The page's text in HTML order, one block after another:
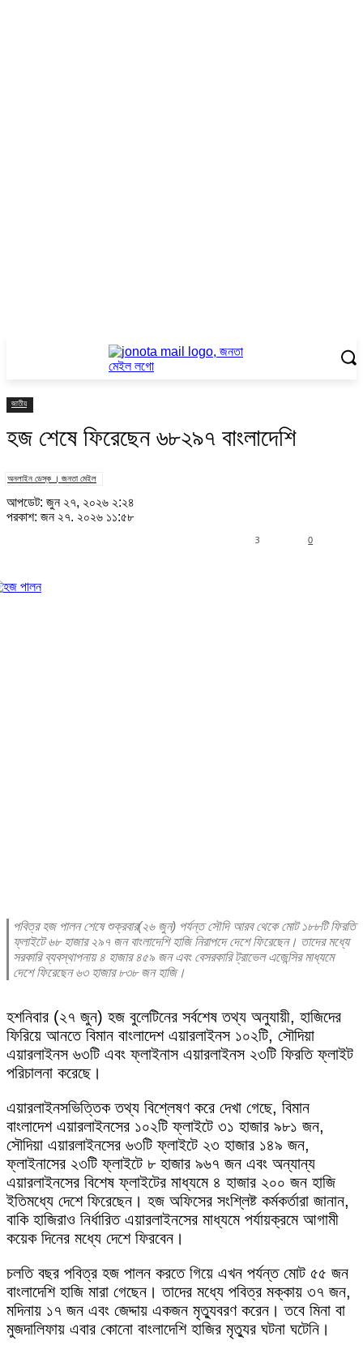
জাতীয়
হজ শেষে ফিরেছেন ৬৮২৯৭ বাংলাদেশি
অনলাইন ডেস্ক । জনতা মেইল
আপডেট: জুন ২৭, ২০২৬ ২:২৪
প্রকাশ: জুন ২৭, ২০২৬ ১১:৫৮
0
3
পবিত্র হজ পালন শেষে শুক্রবার(২৬ জুন) পর্যন্ত সৌদি আরব থেকে মোট ১৮৮টি ফিরতি
ফ্লাইটে ৬৮ হাজার ২৯৭ জন বাংলাদেশি হাজি নিরাপদে দেশে ফিরেছেন। তাদের মধ্যে
সরকারি ব্যবস্থাপনায় ৪ হাজার ৪৫৯ জন এবং বেসরকারি ট্রাভেল এজেন্সির মাধ্যমে
দেশে ফিরেছেন ৬৩ হাজার ৮৩৮ জন হাজি।
হশনিবার (২৭ জুন) হজ বুলেটিনের সর্বশেষ তথ্য অনুযায়ী, হাজিদের
ফিরিয়ে আনতে বিমান বাংলাদেশ এয়ারলাইনস ১০২টি, সৌদিয়া
এয়ারলাইনস ৬৩টি এবং ফ্লাইনাস এয়ারলাইনস ২৩টি ফিরতি ফ্লাইট
পরিচালনা করেছে।
এয়ারলাইনসভিত্তিক তথ্য বিশ্লেষণ করে দেখা গেছে, বিমান
বাংলাদেশ এয়ারলাইনসের ১০২টি ফ্লাইটে ৩১ হাজার ৯৮১ জন,
সৌদিয়া এয়ারলাইনসের ৬৩টি ফ্লাইটে ২৩ হাজার ১৪৯ জন,
ফ্লাইনাসের ২৩টি ফ্লাইটে ৮ হাজার ৯৬৭ জন এবং অন্যান্য
এয়ারলাইনসের বিশেষ ফ্লাইটের মাধ্যমে ৪ হাজার ২০০ জন হাজি
ইতিমধ্যে দেশে ফিরেছেন। হজ অফিসের সংশ্লিষ্ট কর্মকর্তারা জানান,
বাকি হাজিরাও নির্ধারিত এয়ারলাইনসের মাধ্যমে পর্যায়ক্রমে আগামী
কয়েক দিনের মধ্যে দেশে ফিরবেন।
চলতি বছর পবিত্র হজ পালন করতে গিয়ে এখন পর্যন্ত মোট ৫৫ জন
বাংলাদেশি হাজি মারা গেছেন। তাদের মধ্যে পবিত্র মক্কায় ৩৭ জন,
মদিনায় ১৭ জন এবং জেদ্দায় একজন মৃত্যুবরণ করেন। তবে মিনা বা
মুজদালিফায় এবার কোনো বাংলাদেশি হাজির মৃত্যুর ঘটনা ঘটেনি।